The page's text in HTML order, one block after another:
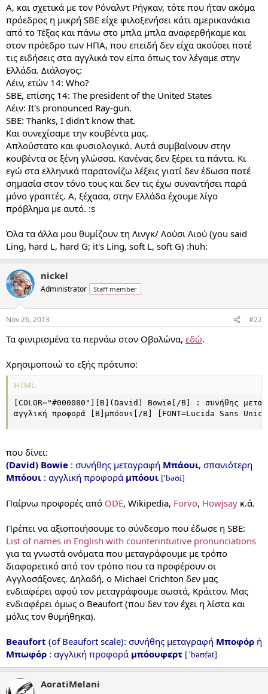
Α, και σχετικά με τον Ρόναλντ Ρήγκαν, τότε που ήταν ακόμα
πρόεδρος η μικρή SBE είχε φιλοξενήσει κάτι αμερικανάκια
από το Τέξας και πάνω στο μπλα μπλα αναφερθήκαμε και
στον πρόεδρο των ΗΠΑ, που επειδή δεν είχα ακούσει ποτέ
τις ειδήσεις στα αγγλικά τον είπα όπως τον λέγαμε στην
Ελλάδα. Διάλογος:
Λέιν, ετών 14: Who?
SBE, επίσης 14: The president of the United States
Λέιν: It's pronounced Ray-gun.
SBE: Thanks, I didn't know that.
Και συνεχίσαμε την κουβέντα μας.
Aπλούστατο και φυσιολογικό. Αυτά συμβαίνουν στην
κουβέντα σε ξένη γλώσσα. Κανένας δεν ξέρει τα πάντα. Κι
εγώ στα ελληνικά παρατονίζω λέξεις γιατί δεν έδωσα ποτέ
σημασία στον τόνο τους και δεν τις έχω συναντήσει παρά
μόνο γραπτές. Α, ξέχασα, στην Ελλάδα έχουμε λίγο
πρόβλημα με αυτό. :s
Όλα τα άλλα μου θυμίζουν τη Λινγκ/ Λούσι Λιού (you said
Ling, hard L, hard G; it's Ling, soft L, soft G) :huh:
nickel
Administrator Staff member
Nov 26, 2013 #22
Τα φινιρισμένα τα περνάω στον Οβολώνα, εδώ.
Χρησιμοποιώ το εξής πρότυπο:
HTML:
[COLOR="#000080"][B](David) Bowie[/B] : συνήθης
αγγλική προφορά [B]μπόουι[/B] [FONT=Lucida Sans
που δίνει:
(David) Bowie : συνήθης μεταγραφή Μπάουι, σπανιότερη
Μπόουι : αγγλική προφορά μπόουι ['bəʊi]
Παίρνω προφορές από ODE, Wikipedia, Forvo, Howjsay κ.ά.
Πρέπει να αξιοποιήσουμε το σύνδεσμο που έδωσε η SBE:
List of names in English with counterintuitive pronunciations
για τα γνωστά ονόματα που μεταγράφουμε με τρόπο
διαφορετικό από τον τρόπο που τα προφέρουν οι
Αγγλοσάξονες. Δηλαδή, ο Michael Crichton δεν μας
ενδιαφέρει αφού τον μεταγράφουμε σωστά, Κράιτον. Μας
ενδιαφέρει όμως ο Beaufort (που δεν τον έχει η λίστα και
μόλις τον θυμήθηκα).
Beaufort (of Beaufort scale): συνήθης μεταγραφή Μποφόρ ή
Μπωφόρ : αγγλική προφορά μπόουφερτ [ˈbəʊfət]
AoratiMelani